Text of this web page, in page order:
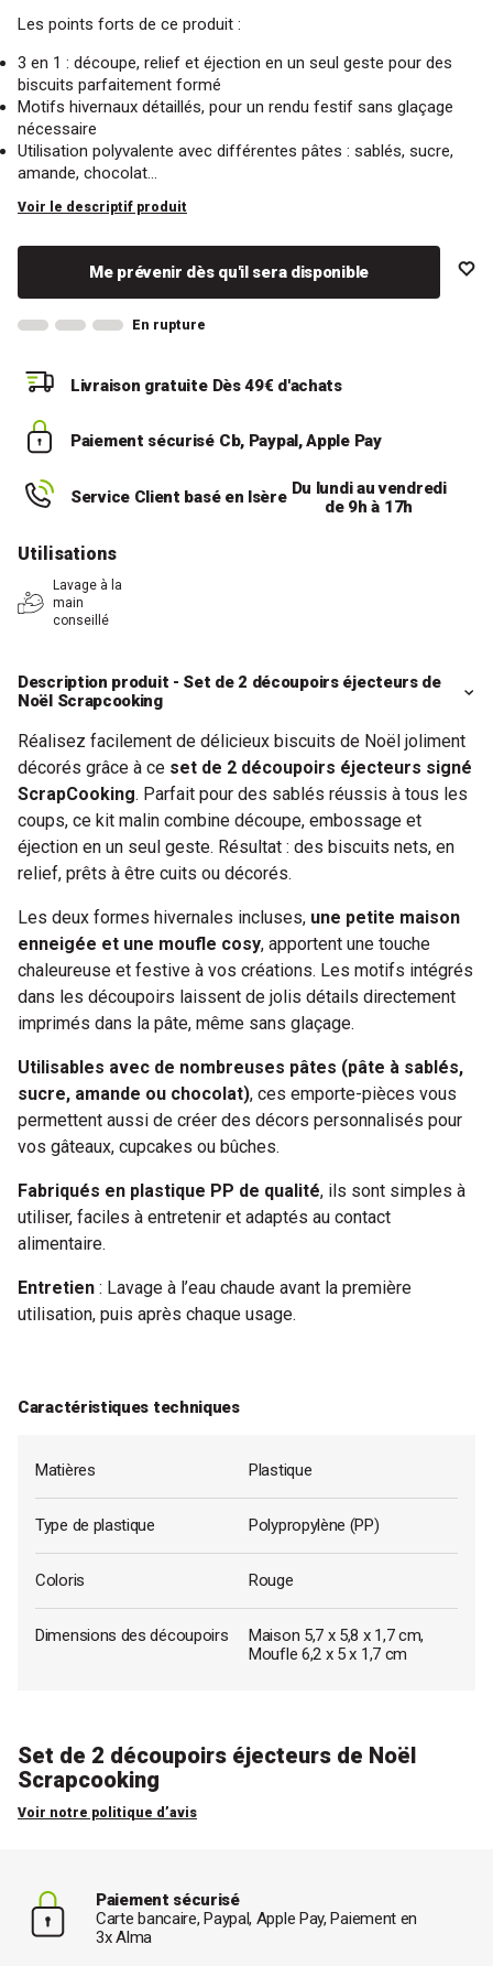
Les points forts de ce produit :
3 en 1 : découpe, relief et éjection en un seul geste pour des
biscuits parfaitement formé
Motifs hivernaux détaillés, pour un rendu festif sans glaçage
nécessaire
Utilisation polyvalente avec différentes pâtes : sablés, sucre,
amande, chocolat…
Voir le descriptif produit
Me prévenir dès qu'il sera disponible
En rupture
Livraison gratuite Dès 49€ d'achats
Paiement sécurisé Cb, Paypal, Apple Pay
Service Client basé en Isère Du lundi au vendredi
de 9h à 17h
Utilisations
Lavage à la
main
conseillé
Description produit - Set de 2 découpoirs éjecteurs de
Noël Scrapcooking
Réalisez facilement de délicieux biscuits de Noël joliment
décorés grâce à ce set de 2 découpoirs éjecteurs signé
ScrapCooking. Parfait pour des sablés réussis à tous les
coups, ce kit malin combine découpe, embossage et
éjection en un seul geste. Résultat : des biscuits nets, en
relief, prêts à être cuits ou décorés.
Les deux formes hivernales incluses, une petite maison
enneigée et une moufle cosy, apportent une touche
chaleureuse et festive à vos créations. Les motifs intégrés
dans les découpoirs laissent de jolis détails directement
imprimés dans la pâte, même sans glaçage.
Utilisables avec de nombreuses pâtes (pâte à sablés,
sucre, amande ou chocolat), ces emporte-pièces vous
permettent aussi de créer des décors personnalisés pour
vos gâteaux, cupcakes ou bûches.
Fabriqués en plastique PP de qualité, ils sont simples à
utiliser, faciles à entretenir et adaptés au contact
alimentaire.
Entretien : Lavage à l’eau chaude avant la première
utilisation, puis après chaque usage.
Caractéristiques techniques
Matières Plastique
Type de plastique Polypropylène (PP)
Coloris Rouge
Dimensions des découpoirs
Maison 5,7 x 5,8 x 1,7 cm,
Moufle 6,2 x 5 x 1,7 cm
Set de 2 découpoirs éjecteurs de Noël
Scrapcooking
Voir notre politique d’avis
Paiement sécurisé
Carte bancaire, Paypal, Apple Pay, Paiement en
3x Alma